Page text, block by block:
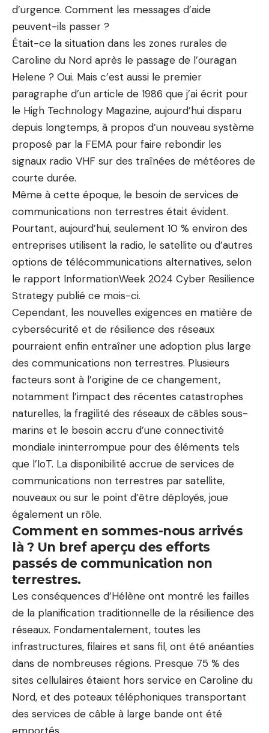
d’urgence. Comment les messages d’aide
peuvent-ils passer ?
Était-ce la situation dans les zones rurales de
Caroline du Nord après le passage de l’ouragan
Helene ? Oui. Mais c’est aussi le premier
paragraphe d’un article de 1986 que j’ai écrit pour
le High Technology Magazine, aujourd’hui disparu
depuis longtemps, à propos d’un nouveau système
proposé par la FEMA pour faire rebondir les
signaux radio VHF sur des traînées de météores de
courte durée.
Même à cette époque, le besoin de services de
communications non terrestres était évident.
Pourtant, aujourd’hui, seulement 10 % environ des
entreprises utilisent la radio, le satellite ou d’autres
options de télécommunications alternatives, selon
le rapport InformationWeek 2024 Cyber ​​Resilience
Strategy publié ce mois-ci.
Cependant, les nouvelles exigences en matière de
cybersécurité et de résilience des réseaux
pourraient enfin entraîner une adoption plus large
des communications non terrestres. Plusieurs
facteurs sont à l’origine de ce changement,
notamment l’impact des récentes catastrophes
naturelles, la fragilité des réseaux de câbles sous-
marins et le besoin accru d’une connectivité
mondiale ininterrompue pour des éléments tels
que l’IoT. La disponibilité accrue de services de
communications non terrestres par satellite,
nouveaux ou sur le point d’être déployés, joue
également un rôle.
Comment en sommes-nous arrivés
là ? Un bref aperçu des efforts
passés de communication non
terrestres.
Les conséquences d’Hélène ont montré les failles
de la planification traditionnelle de la résilience des
réseaux. Fondamentalement, toutes les
infrastructures, filaires et sans fil, ont été anéanties
dans de nombreuses régions. Presque 75 % des
sites cellulaires étaient hors service en Caroline du
Nord, et des poteaux téléphoniques transportant
des services de câble à large bande ont été